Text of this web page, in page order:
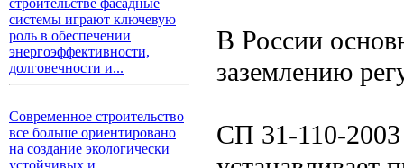
строительстве фасадные
системы играют ключевую
роль в обеспечении
энергоэффективности,
долговечности и...
Современное строительство
все больше ориентировано
на создание экологически
устойчивых и
В России
заземлению
СП 31-110-